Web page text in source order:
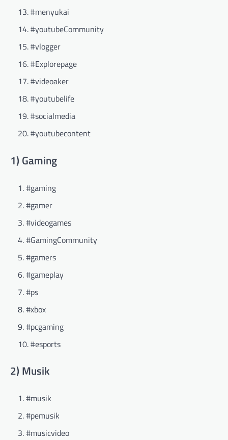
#menyukai
#youtubeCommunity
#vlogger
#Explorepage
#videoaker
#youtubelife
#socialmedia
#youtubecontent
1) Gaming
#gaming
#gamer
#videogames
#GamingCommunity
#gamers
#gameplay
#ps
#xbox
#pcgaming
#esports
2) Musik
#musik
#pemusik
#musicvideo